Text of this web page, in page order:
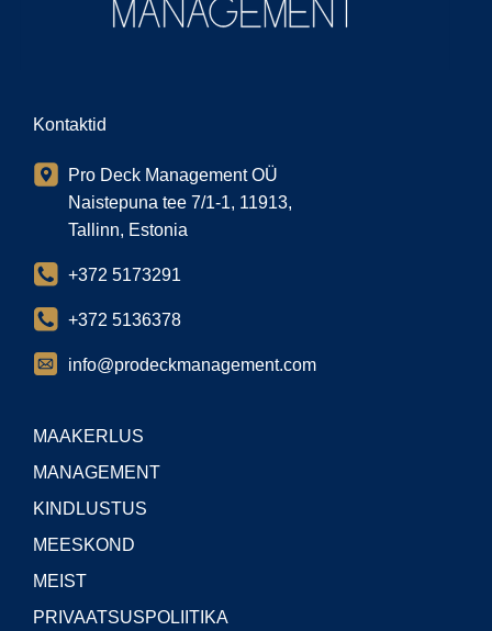
Kontaktid
Pro Deck Management OÜ
Naistepuna tee 7/1-1, 11913,
Tallinn, Estonia
+372 5173291
+372 5136378
info@prodeckmanagement.com
MAAKERLUS
MANAGEMENT
KINDLUSTUS
MEESKOND
MEIST
PRIVAATSUSPOLIITIKA